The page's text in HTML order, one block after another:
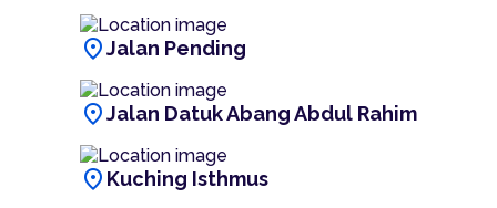
location_onJalan Pending
location_onJalan Datuk Abang Abdul Rahim
location_on Kuching Isthmus